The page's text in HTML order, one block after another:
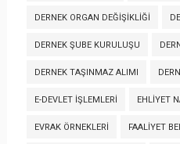
DERNEK ORGAN DEĞIŞIKLIĞI
DERNEK ŞUBE KURULUŞU
DERNEK TAŞINMAZ ALIMI
E-DEVLET İŞLEMLERI EHLIYET
EVRAK ÖRNEKLERI FAALIYET